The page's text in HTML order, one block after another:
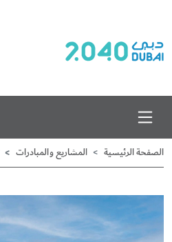
الصفحة الرئيسية المشاريعوالمبادرات